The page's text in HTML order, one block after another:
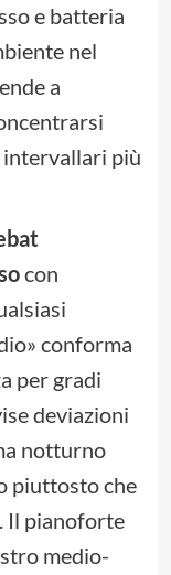
e batteria
nel
a
intervallari più
con
conforma
per gradi
deviazioni
notturno
piuttosto che
Il pianoforte
medio-